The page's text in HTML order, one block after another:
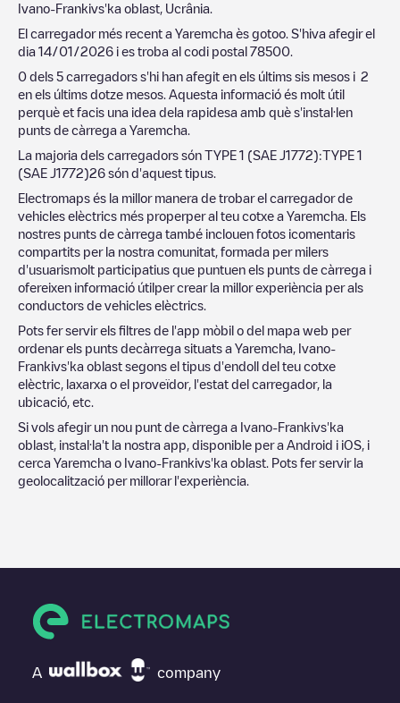
Ivano-Frankivs'ka oblast Ucrânia
El carregador més recent a Yaremcha ès gotoo . S'hiva afegir el
dia 14/01/2026 i es troba al codi postal 78500
0 dels 5 carregadors s'hi han afegit en els últims sis mesos i 2
en els últims dotze mesos. Aquesta informació és molt útil
perquè et facis una idea dela rapidesa amb què s'instal·len
punts de càrrega a Yaremcha
La majoria dels carregadors són TYPE 1 (SAE J1772):TYPE 1
(SAE J1772)26 són d'aquest tipus.
Electromaps és la millor manera de trobar el carregador de
vehicles elèctrics més properper al teu cotxe a Yaremcha . Els
nostres punts de càrrega també inclouen fotos icomentaris
compartits per la nostra comunitat, formada per milers
d'usuarismolt participatius que puntuen els punts de càrrega i
ofereixen informació útilper crear la millor experiència per als
conductors de vehicles elèctrics.
Pots fer servir els filtres de l'app mòbil o del mapa web per
ordenar els punts decàrrega situats a Yaremcha Ivano-
Frankivs'ka oblast segons el tipus d'endoll del teu cotxe
elèctric, laxarxa o el proveïdor, l'estat del carregador, la
ubicació, etc.
Si vols afegir un nou punt de càrrega a Ivano-Frankivs'ka
oblast , instal·la't la nostra app, disponible per a Android i iOS, i
cerca Yaremcha o Ivano-Frankivs'ka oblast . Pots fer servir la
geolocalització per millorar l'experiència.
A company